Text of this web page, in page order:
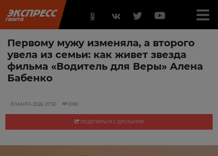
Первому мужу изменяла, а второго
увела из семьи: как живет звезда
фильма «Водитель для Веры» Алена
Бабенко
31 МАРТА 2026, 07:30 10181
ПОДЕЛИТЬСЯ С ДРУЗЬЯМИ